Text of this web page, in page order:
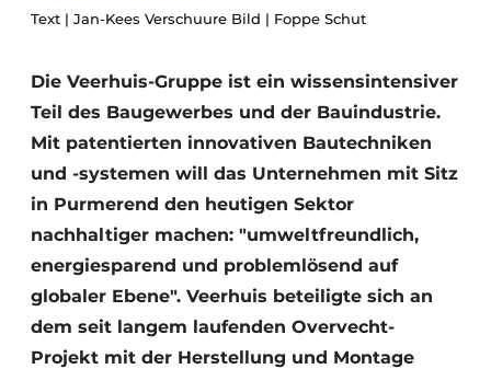
Podcasts
Metadaten
Ein Stellenangebot registrieren
Freie Stellen
Videos
Glas
Modularer Aufbau
Text | Jan-Kees Verschuure Bild | Foppe Schut
Die Veerhuis-Gruppe ist ein wissensintensiver
Teil des Baugewerbes und der Bauindustrie.
Mit patentierten innovativen Bautechniken
und -systemen will das Unternehmen mit Sitz
in Purmerend den heutigen Sektor
nachhaltiger machen: "umweltfreundlich,
energiesparend und problemlösend auf
globaler Ebene". Veerhuis beteiligte sich an
dem seit langem laufenden Overvecht-
Projekt mit der Herstellung und Montage